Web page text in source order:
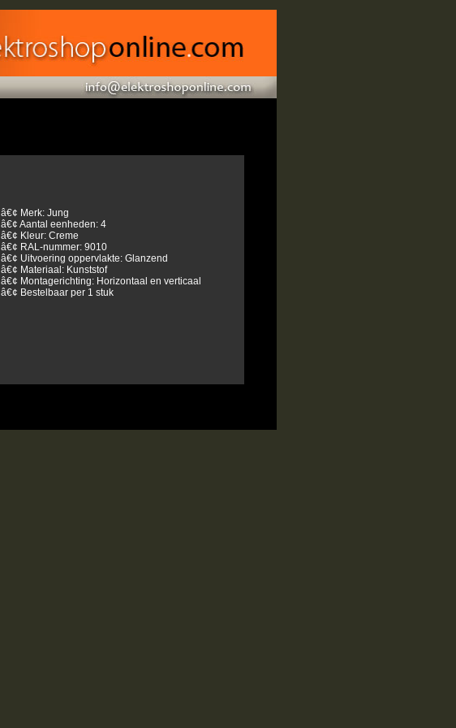
â€¢ Merk: Jung
â€¢ Aantal eenheden: 4
â€¢ Kleur: Creme
â€¢ RAL-nummer: 9010
â€¢ Uitvoering oppervlakte: Glanzend
â€¢ Materiaal: Kunststof
â€¢ Montagerichting: Horizontaal en verticaal
â€¢ Bestelbaar per 1 stuk